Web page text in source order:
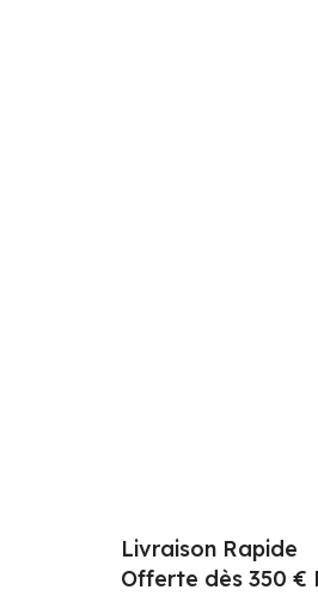
Livraison Rapide
Offerte dès 350 €